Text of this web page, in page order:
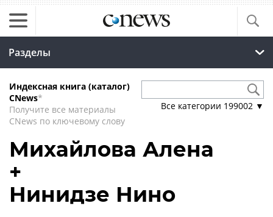
Разделы
Индексная книга (каталог)
CNews*
Получите все материалы
CNews по ключевому слову
Все категории 199002 ▼
Михайлова Алена
+
Нинидзе Нино